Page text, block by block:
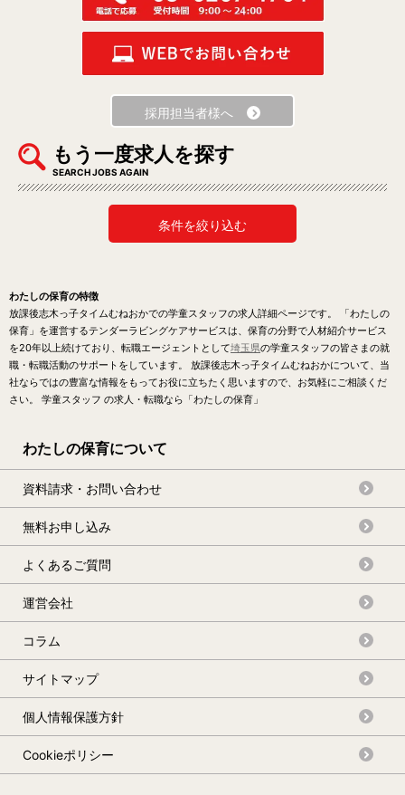
採用担当者様へ
もう一度求人を探す
SEARCH JOBS AGAIN
条件を絞り込む
わたしの保育の特徴
放課後志木っ子タイムむねおかでの学童スタッフの求人詳細ページです。 「わたしの
保育」を運営するテンダーラビングケアサービスは、保育の分野で人材紹介サービス
を20年以上続けており、転職エージェントとして埼玉県の学童スタッフの皆さまの就
職・転職活動のサポートをしています。 放課後志木っ子タイムむねおかについて、当
社ならではの豊富な情報をもってお役に立ちたく思いますので、お気軽にご相談くだ
さい。 学童スタッフ の求人・転職なら「わたしの保育」
わたしの保育について
資料請求・お問い合わせ
無料お申し込み
よくあるご質問
運営会社
コラム
サイトマップ
個人情報保護方針
Cookieポリシー